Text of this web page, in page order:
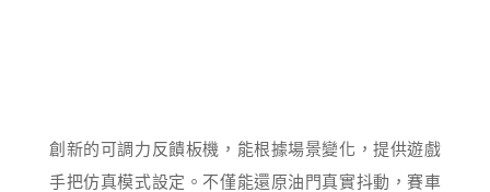
創新的可調力反饋板機，能根據場景變化，提供遊戲
手把仿真模式設定。不僅能還原油門真實抖動，賽車